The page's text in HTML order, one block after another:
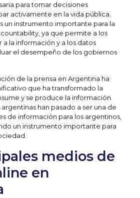
para tomar decisiones
activamente en la vida pública.
un instrumento importante para la
ya que permite a los
la información y a los datos
el desempeño de los gobiernos
de la prensa en Argentina ha
que ha transformado la
y se produce la información.
han pasado a ser una de
de información para los argentinos,
un instrumento importante para
medios de
en